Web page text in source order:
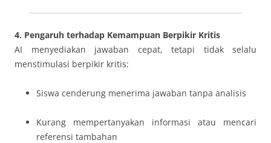
4. Pengaruh terhadap Kemampuan Berpikir Kritis
AI menyediakan jawaban cepat, tetapi tidak selalu
menstimulasi berpikir kritis:
Siswa cenderung menerima jawaban tanpa analisis
Kurang mempertanyakan informasi atau mencari
referensi tambahan